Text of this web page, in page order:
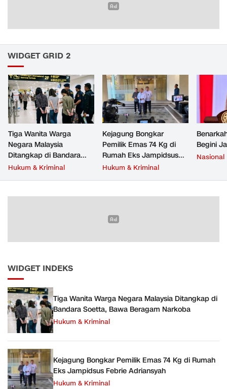
WIDGET GRID 2
Tiga Wanita Warga
Negara Malaysia
Ditangkap di Bandara
Soetta, Bawa Beragam
Hukum & Kriminal
Kejagung Bongkar
Pemilik Emas 74 Kg di
Rumah Eks Jampidsus
Febrie Adriansyah
Hukum & Kriminal
Begini
Nasional
WIDGET INDEKS
Tiga Wanita Warga Negara Malaysia Ditangkap di
Bandara Soetta, Bawa Beragam Narkoba
Hukum & Kriminal
Kejagung Bongkar Pemilik Emas 74 Kg di Rumah
Eks Jampidsus Febrie Adriansyah
Hukum & Kriminal